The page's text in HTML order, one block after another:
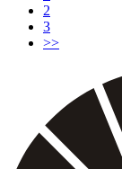
2
3
>>